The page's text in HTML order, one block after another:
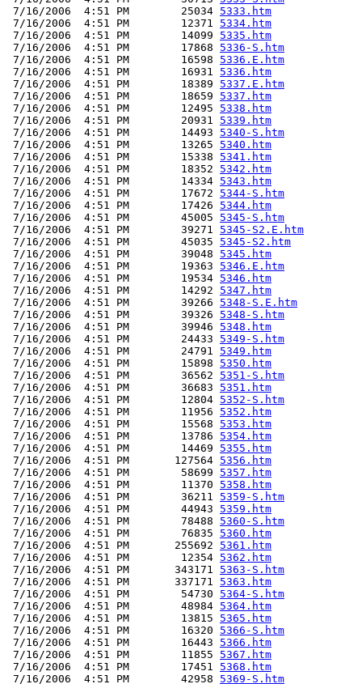
7/16/2006  4:51 PM        25034 5333.htm
7/16/2006  4:51 PM        12371 5334.htm
7/16/2006  4:51 PM        14099 5335.htm
7/16/2006  4:51 PM        17868 5336-S.htm
7/16/2006  4:51 PM        16598 5336.E.htm
7/16/2006  4:51 PM        16931 5336.htm
7/16/2006  4:51 PM        18389 5337.E.htm
7/16/2006  4:51 PM        18659 5337.htm
7/16/2006  4:51 PM        12495 5338.htm
7/16/2006  4:51 PM        20931 5339.htm
7/16/2006  4:51 PM        14493 5340-S.htm
7/16/2006  4:51 PM        13265 5340.htm
7/16/2006  4:51 PM        15338 5341.htm
7/16/2006  4:51 PM        18352 5342.htm
7/16/2006  4:51 PM        14334 5343.htm
7/16/2006  4:51 PM        17672 5344-S.htm
7/16/2006  4:51 PM        17426 5344.htm
7/16/2006  4:51 PM        45005 5345-S.htm
7/16/2006  4:51 PM        39271 5345-S2.E.htm
7/16/2006  4:51 PM        45035 5345-S2.htm
7/16/2006  4:51 PM        39048 5345.htm
7/16/2006  4:51 PM        19363 5346.E.htm
7/16/2006  4:51 PM        19534 5346.htm
7/16/2006  4:51 PM        14292 5347.htm
7/16/2006  4:51 PM        39266 5348-S.E.htm
7/16/2006  4:51 PM        39326 5348-S.htm
7/16/2006  4:51 PM        39946 5348.htm
7/16/2006  4:51 PM        24433 5349-S.htm
7/16/2006  4:51 PM        24791 5349.htm
7/16/2006  4:51 PM        15898 5350.htm
7/16/2006  4:51 PM        36562 5351-S.htm
7/16/2006  4:51 PM        36683 5351.htm
7/16/2006  4:51 PM        12804 5352-S.htm
7/16/2006  4:51 PM        11956 5352.htm
7/16/2006  4:51 PM        15568 5353.htm
7/16/2006  4:51 PM        13786 5354.htm
7/16/2006  4:51 PM        14469 5355.htm
7/16/2006  4:51 PM       127564 5356.htm
7/16/2006  4:51 PM        58699 5357.htm
7/16/2006  4:51 PM        11370 5358.htm
7/16/2006  4:51 PM        36211 5359-S.htm
7/16/2006  4:51 PM        44943 5359.htm
7/16/2006  4:51 PM        78488 5360-S.htm
7/16/2006  4:51 PM        76835 5360.htm
7/16/2006  4:51 PM       255692 5361.htm
7/16/2006  4:51 PM        12354 5362.htm
7/16/2006  4:51 PM       343171 5363-S.htm
7/16/2006  4:51 PM       337171 5363.htm
7/16/2006  4:51 PM        54730 5364-S.htm
7/16/2006  4:51 PM        48984 5364.htm
7/16/2006  4:51 PM        13815 5365.htm
7/16/2006  4:51 PM        16320 5366-S.htm
7/16/2006  4:51 PM        16443 5366.htm
7/16/2006  4:51 PM        11855 5367.htm
7/16/2006  4:51 PM        17451 5368.htm
7/16/2006  4:51 PM        42958 5369-S.htm